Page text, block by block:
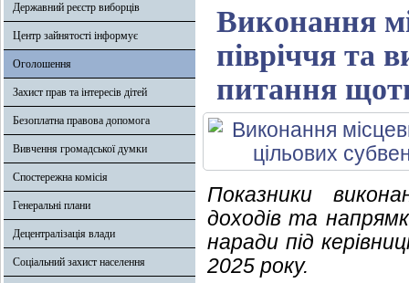
Державний реєстр виборців
Центр зайнятості інформує
Оголошення
Захист прав та інтересів дітей
Безоплатна правова допомога
Вивчення громадської думки
Спостережна комісія
Генеральні плани
Децентралізація влади
Соціальний захист населення
Виконання
півріччя та
питання
Показники
доходів та
наради під
2025 року.